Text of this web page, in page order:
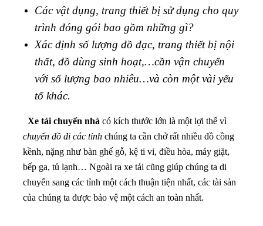
Các vật dụng, trang thiết bị sử dụng cho quy
trình đóng gói bao gồm những gì?
Xác định số lượng đồ đạc, trang thiết bị nội
thất, đồ dùng sinh hoạt,…cần vận chuyển
với số lượng bao nhiêu…và còn một vài yếu
tố khác.
Xe tải chuyển nhà có kích thước lớn là một lợi thế vì
chuyển đồ đi các tỉnh chúng ta cần chở rất nhiều đồ cồng
kềnh, nặng như bàn ghế gỗ, kệ ti vi, điều hòa, máy giặt,
bếp ga, tủ lạnh… Ngoài ra xe tải cũng giúp chúng ta di
chuyển sang các tỉnh một cách thuận tiện nhất, các tài sản
của chúng ta được bảo vệ một cách an toàn nhất.